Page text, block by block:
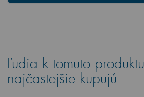
Ľudia k tomuto produktu
najčastejšie kupujú